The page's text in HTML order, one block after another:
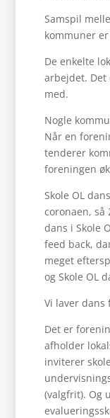
Samspil
kommuner
De enkelte
arbejdet.
med.
Nogle
Når en
tenderer
foreningen
Skole OL
coronaen, så
dans i Skole
feed back,
meget
og Skole OL
Vi laver dans
Det er
afholder
inviterer
(valgfrit). Og